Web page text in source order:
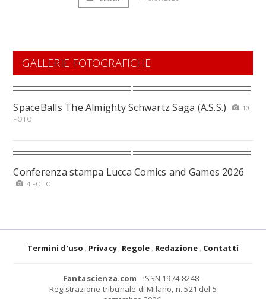
GALLERIE FOTOGRAFICHE
SpaceBalls The Almighty Schwartz Saga (A.S.S.)
10
FOTO
Conferenza stampa Lucca Comics and Games 2026
4 FOTO
Termini d'uso Privacy Regole Redazione Contatti
Fantascienza.com - ISSN 1974-8248 -
Registrazione tribunale di Milano, n. 521 del 5